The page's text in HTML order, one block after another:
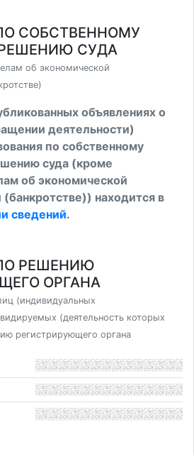
СОБСТВЕННОМУ
СУДА
об экономической
объявлениях о
деятельности)
по собственному
суда (кроме
об экономической
(банкротстве)) находится в
сведений.
РЕШЕНИЮ
ОРГАНА
(индивидуальных
(деятельность которых
регистрирующего органа